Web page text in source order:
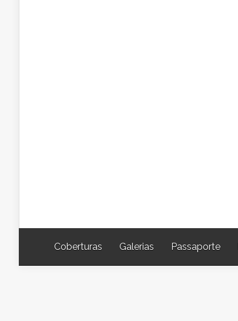
Coberturas Galerias Passaporte